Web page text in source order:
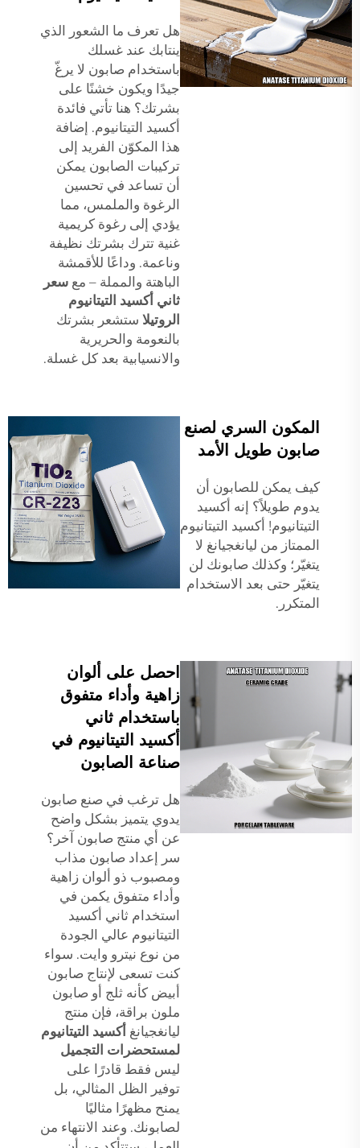
هل تعرف ما الشعور الذي
ينتابك عند غسلك
باستخدام صابون لا يرغّ
جيدًا ويكون خشنًا على
بشرتك؟ هنا تأتي فائدة
أكسيد التيتانيوم. إضافة
هذا المكوّن الفريد إلى
تركيبات الصابون يمكن
أن تساعد في تحسين
الرغوة والملمس، مما
يؤدي إلى رغوة كريمية
غنية تترك بشرتك نظيفة
وناعمة. وداعًا للأقمشة
الباهتة والمملة – مع سعر
ثاني أكسيد التيتانيوم
الروتيلا ستشعر بشرتك
بالنعومة والحريرية
والانسيابية بعد كل غسلة.
المكون السري لصنع
صابون طويل الأمد
كيف يمكن للصابون أن
يدوم طويلاً؟ إنه أكسيد
التيتانيوم! أكسيد التيتانيوم
الممتاز من ليانغجيانغ لا
يتغيّر؛ وكذلك صابونك لن
يتغيّر حتى بعد الاستخدام
المتكرر.
احصل على ألوان
زاهية وأداء متفوق
باستخدام ثاني
أكسيد التيتانيوم في
صناعة الصابون
هل ترغب في صنع صابون
يدوي يتميز بشكل واضح
عن أي منتج صابون آخر؟
سر إعداد صابون مذاب
ومصبوب ذو ألوان زاهية
وأداء متفوق يكمن في
استخدام ثاني أكسيد
التيتانيوم عالي الجودة
من نوع نيترو وايت. سواء
كنت تسعى لإنتاج صابون
أبيض كأنه ثلج أو صابون
ملون براقة، فإن منتج
ليانغجيانغ أكسيد التيتانيوم
لمستحضرات التجميل
ليس فقط قادرًا على
توفير الظل المثالي، بل
يمنح مظهرًا مثاليًا
لصابونك. وعند الانتهاء من